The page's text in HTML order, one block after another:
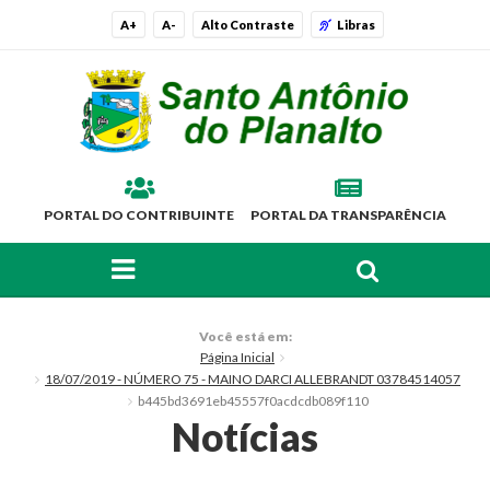
A+ A- Alto Contraste Libras
PORTAL DO CONTRIBUINTE PORTAL DA TRANSPARÊNCIA
Histórico
Você está em:
Página Inicial
18/07/2019 - NÚMERO 75 - MAINO DARCI ALLEBRANDT 03784514057
b445bd3691eb45557f0acdcdb089f110
Notícias